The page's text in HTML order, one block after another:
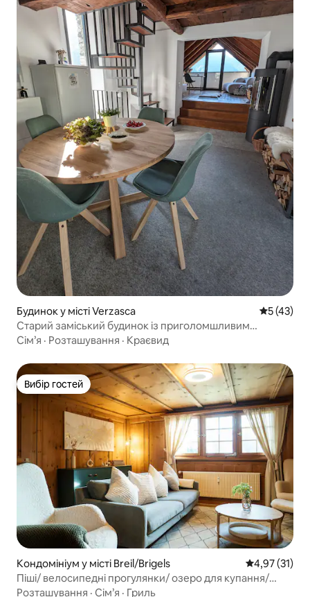
Будинок у місті Verzasca Середня
5 (43)
Старий заміський будинок із приголомшливим
краєвидом і садом
Сім’я · Розташування · Краєвид
Вибір гостей
Вибір гостей
Кондомініум у місті Breil/Brigels Середня
4,97 (31)
Піші/ велосипедні прогулянки/ озеро для купання/
гольф/ озеро Каумазеє/ сім'я
Розташування · Сім’я · Гриль